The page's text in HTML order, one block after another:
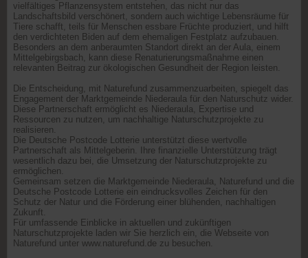
vielfältiges Pflanzensystem entstehen, das nicht nur das
Landschaftsbild verschönert, sondern auch wichtige Lebensräume für
Tiere schafft, teils für Menschen essbare Früchte produziert, und hilft
den verdichteten Biden auf dem ehemaligen Festplatz aufzubauen.
Besonders an dem anberaumten Standort direkt an der Aula, einem
Mittelgebirgsbach, kann diese Renaturierungsmaßnahme einen
relevanten Beitrag zur ökologischen Gesundheit der Region leisten.
Die Entscheidung, mit Naturefund zusammenzuarbeiten, spiegelt das
Engagement der Marktgemeinde Niederaula für den Naturschutz wider.
Diese Partnerschaft ermöglicht es Niederaula, Expertise und
Ressourcen zu nutzen, um nachhaltige Naturschutzprojekte zu
realisieren.
Die Deutsche Postcode Lotterie unterstützt diese wertvolle
Partnerschaft als Mittelgeberin. Ihre finanzielle Unterstützung trägt
wesentlich dazu bei, die Umsetzung der Naturschutzprojekte zu
ermöglichen.
Gemeinsam setzen die Marktgemeinde Niederaula, Naturefund und die
Deutsche Postcode Lotterie ein eindrucksvolles Zeichen für den
Schutz der Natur und die Förderung einer blühenden, nachhaltigen
Zukunft.
Für umfassende Einblicke in aktuellen und zukünftigen
Naturschutzprojekte laden wir Sie herzlich ein, die Webseite von
Naturefund unter www.naturefund.de zu besuchen.